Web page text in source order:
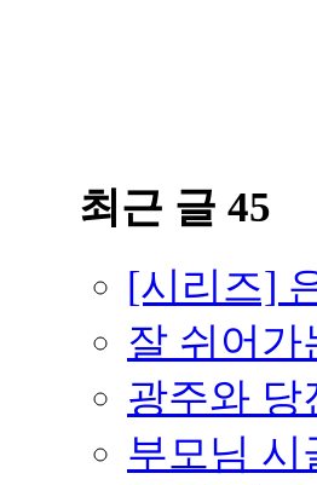
최근 글 45
[시리즈]
잘 쉬어가
광주와 당
부모님 시